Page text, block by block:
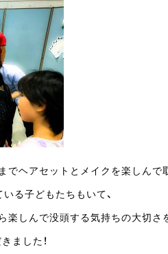
でヘアセットとメイクを楽しんで
る子どもたちもいて、
楽しんで没頭する気持ちの大切さ
ました！